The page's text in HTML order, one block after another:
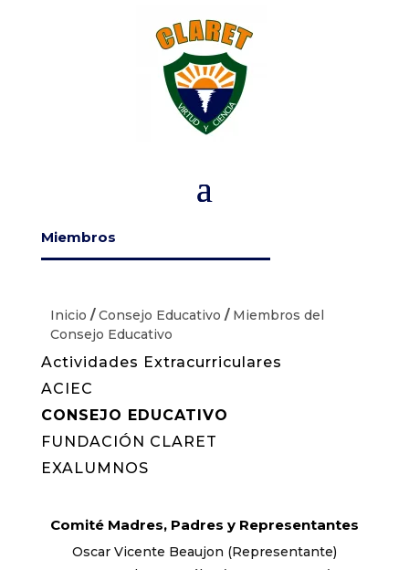
Miembros
Inicio / Consejo Educativo /Miembros del
Consejo Educativo
Actividades Extracurriculares
ACIEC
CONSEJO EDUCATIVO
FUNDACIÓN CLARET
EXALUMNOS
Comité Madres, Padres y Representantes
Oscar Vicente Beaujon (Representante)